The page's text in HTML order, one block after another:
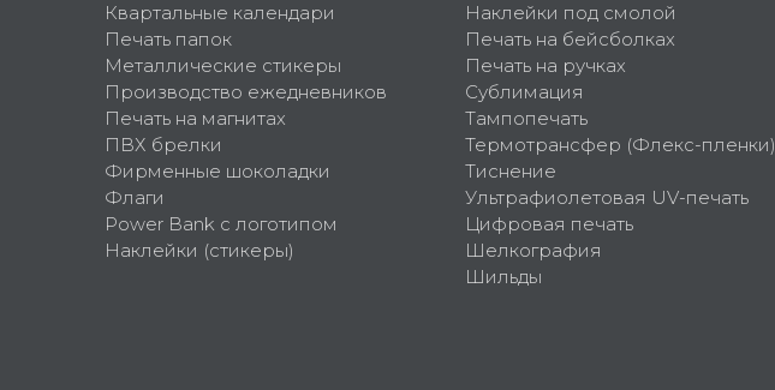
Квартальные календари
Печать папок
Металлические стикеры
Производство ежедневников
Печать на магнитах
ПВХ брелки
Фирменные шоколадки
Флаги
Power Bank с логотипом
Наклейки (стикеры)
Наклейки под смолой
Печать на бейсболках
Печать на ручках
Сублимация
Тампопечать
Термотрансфер (Флекс-пленки)
Тиснение
Ультрафиолетовая UV-печать
Цифровая печать
Шелкография
Шильды